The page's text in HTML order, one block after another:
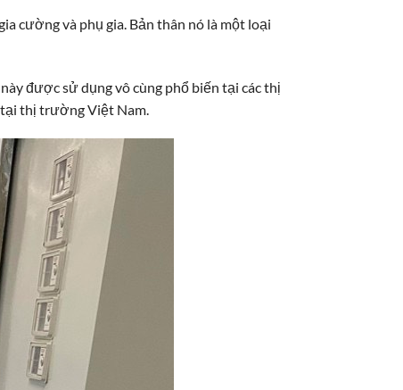
cường và phụ gia. Bản thân nó là một loại
được sử dụng vô cùng phổ biến tại các thị
thị trường Việt Nam.